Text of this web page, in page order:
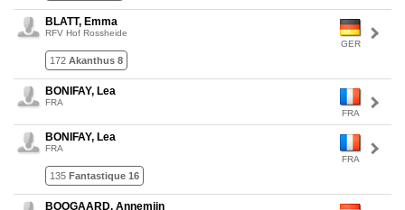
GER
BLATT, Emma
RFV Hof Rossheide
172 Akanthus 8
FRA
BONIFAY, Lea
FRA
FRA
BONIFAY, Lea
FRA
135 Fantastique 16
BOOGAARD, Annemijn